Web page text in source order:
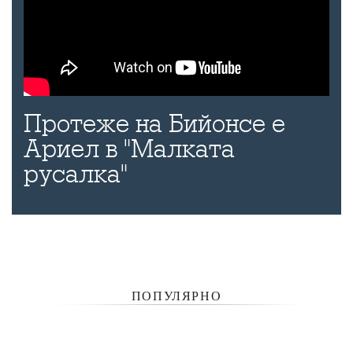
Протеже на Бийонсе е
Ариел в "Малката
русалка"
ПОПУЛЯРНО